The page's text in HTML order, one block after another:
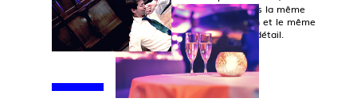
porterons la même
attention et le même
sens du détail.